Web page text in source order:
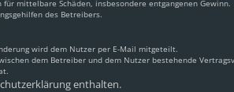
mittelbare Schäden, insbesondere entgangenen Gewinn.
des Betreibers.
wird dem Nutzer per E-Mail mitgeteilt.
dem Betreiber und dem Nutzer bestehende
enthalten.